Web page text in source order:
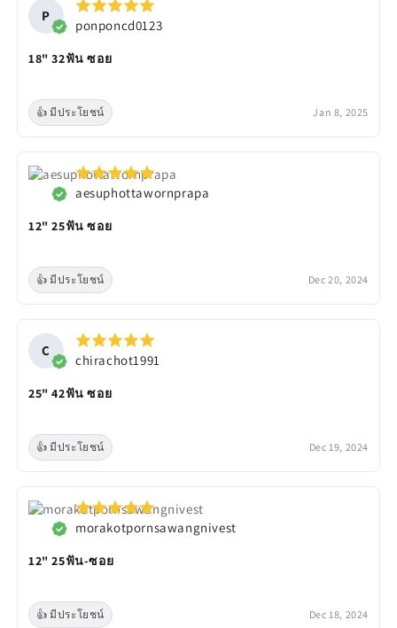
P
ponponcd0123
18" 32ฟัน ซอย
👍 มีประโยชน์ Jan 8, 2025
aesuphottawornprapa
12" 25ฟัน ซอย
👍 มีประโยชน์ Dec 20, 2024
C
chirachot1991
25" 42ฟัน ซอย
👍 มีประโยชน์ Dec 19, 2024
morakotpornsawangnivest
12" 25ฟัน-ซอย
👍 มีประโยชน์ Dec 18, 2024